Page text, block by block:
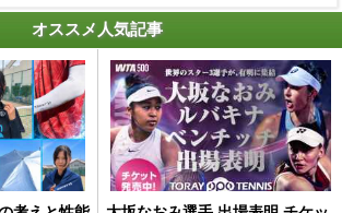
オススメ人気記事